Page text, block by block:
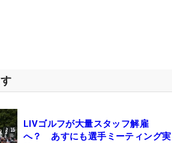
LIVゴルフが大量スタッフ解雇
へ？ あすにも選手ミーティング実